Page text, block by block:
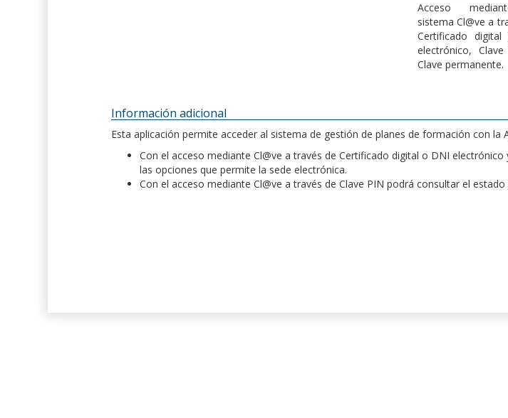
Acceso
sistema Cl@ve a
Certificado
electrónico,
Clave permanente.
Información adicional
Esta aplicación permite acceder al sistema de gestión de planes de formación con la
Con el acceso mediante Cl@ve a través de Certificado digital o DNI
las opciones que permite la sede electrónica.
Con el acceso mediante Cl@ve a través de Clave PIN podrá consultar el